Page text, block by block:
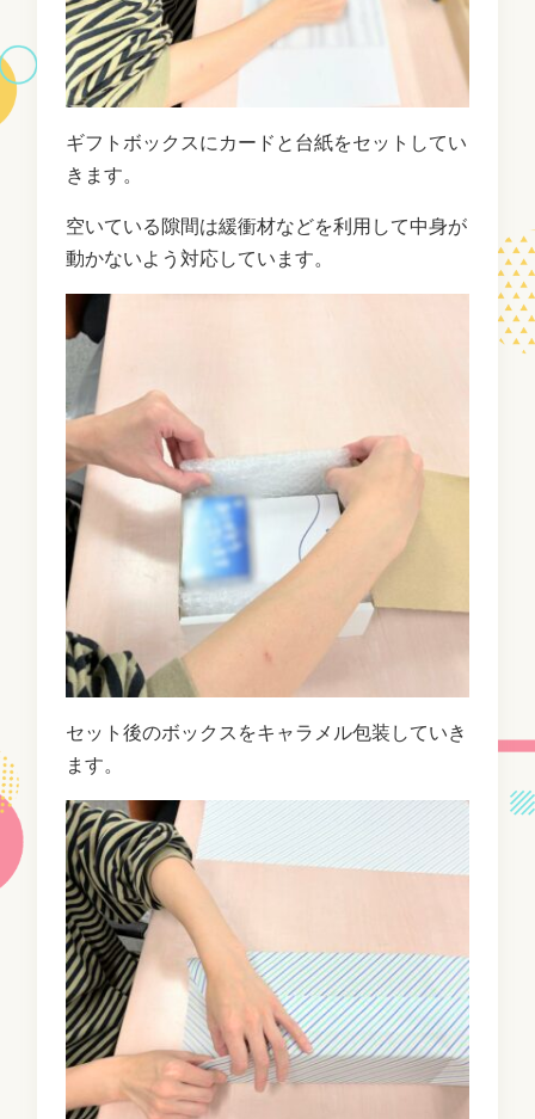
ギフトボックスにカードと台紙をセットしてい
きます。
空いている隙間は緩衝材などを利用して中身が
動かないよう対応しています。
セット後のボックスをキャラメル包装していき
ます。